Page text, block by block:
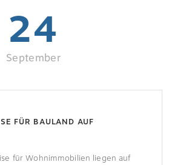
24
September
FÜR BAULAND AUF
für Wohnimmobilien liegen auf